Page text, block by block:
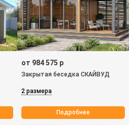
от 984 575 р
Закрытая беседка СКАЙВУД
2 размера
Подробнее